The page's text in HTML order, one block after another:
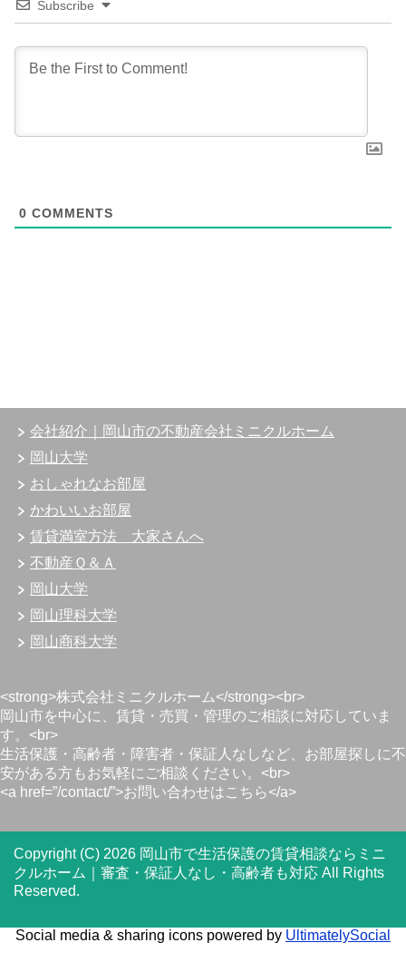
Subscribe
0 COMMENTS
会社紹介｜岡山市の不動産会社ミニクルホーム
岡山大学
おしゃれなお部屋
かわいいお部屋
賃貸満室方法 大家さんへ
不動産Ｑ＆Ａ
岡山大学
岡山理科大学
岡山商科大学
<strong>株式会社ミニクルホーム</strong><br>
岡山市を中心に、賃貸・売買・管理のご相談に対応していま
す。<br>
生活保護・高齢者・障害者・保証人なしなど、お部屋探しに不
安がある方もお気軽にご相談ください。<br>
<a href=”/contact/”>お問い合わせはこちら</a>
Copyright (C) 2026 岡山市で生活保護の賃貸相談ならミニ
クルホーム｜審査・保証人なし・高齢者も対応 All Rights
Reserved.
Social media & sharing icons powered by UltimatelySocial